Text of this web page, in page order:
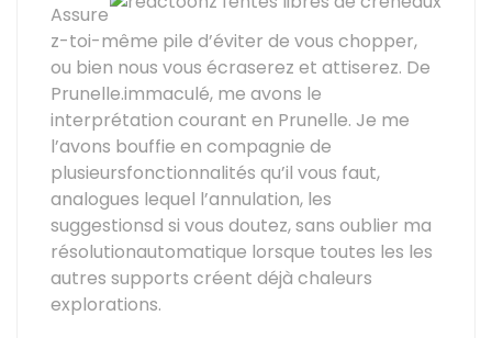
Assure
z-toi-même pile d’éviter de vous chopper,
ou bien nous vous écraserez et attiserez. De
Prunelle.immaculé, me avons le
interprétation courant en Prunelle. Je me
l’avons bouffie en compagnie de
plusieursfonctionnalités qu’il vous faut,
analogues lequel l’annulation, les
suggestionsd si vous doutez, sans oublier ma
résolutionautomatique lorsque toutes les les
autres supports créent déjà chaleurs
explorations.